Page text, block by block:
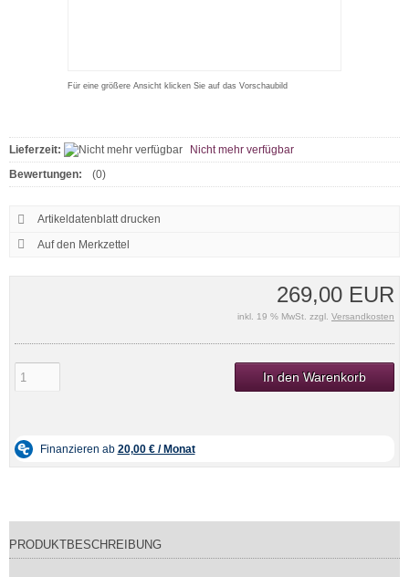
Für eine größere Ansicht klicken Sie auf das Vorschaubild
269,00 EUR
inkl. 19 % MwSt. zzgl. Versandkosten
In den Warenkorb
Lieferzeit:
Nicht mehr verfügbar
Bewertungen:
(0)
Artikeldatenblatt drucken
PRODUKTBESCHREIBUNG